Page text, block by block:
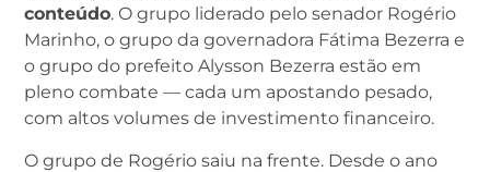
conteúdo. O grupo liderado pelo senador Rogério
Marinho, o grupo da governadora Fátima Bezerra e
o grupo do prefeito Alysson Bezerra estão em
pleno combate — cada um apostando pesado,
com altos volumes de investimento financeiro.
O grupo de Rogério saiu na frente. Desde o ano